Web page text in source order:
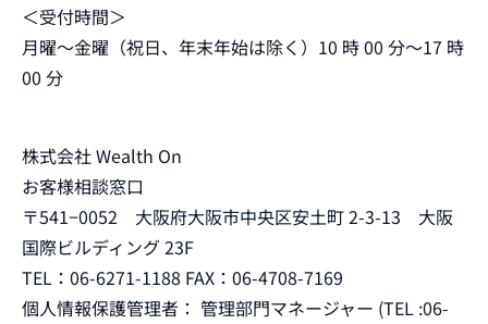
＜受付時間＞
月曜～金曜（祝日、年末年始は除く）10 時 00 分～17 時
00 分
株式会社 Wealth On
お客様相談窓口
〒541−0052 大阪府大阪市中央区安土町 2-3-13 大阪
国際ビルディング 23F
TEL：06-6271-1188 FAX：06-4708-7169
個人情報保護管理者： 管理部門マネージャー (TEL :06-